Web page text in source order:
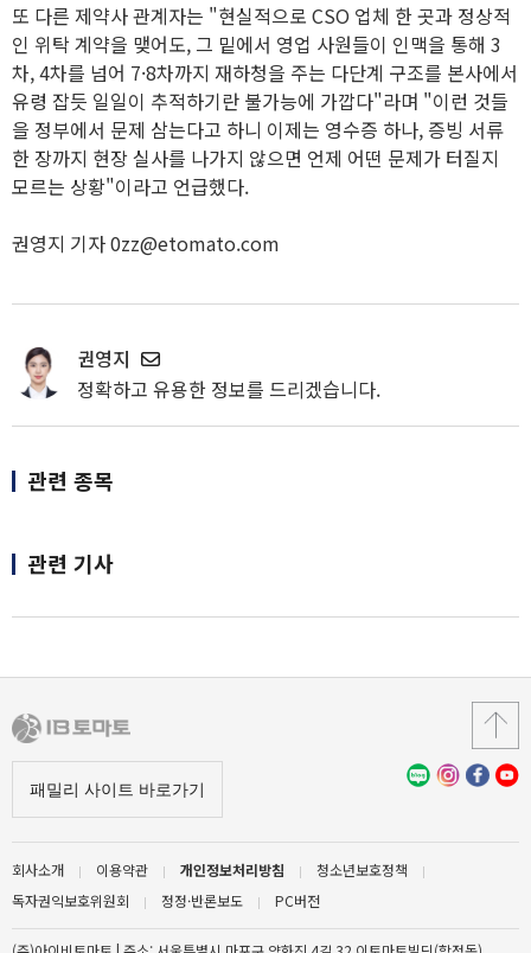
또 다른 제약사 관계자는 "현실적으로 CSO 업체 한 곳과 정상적
인 위탁 계약을 맺어도, 그 밑에서 영업 사원들이 인맥을 통해 3
차, 4차를 넘어 7·8차까지 재하청을 주는 다단계 구조를 본사에서
유령 잡듯 일일이 추적하기란 불가능에 가깝다"라며 "이런 것들
을 정부에서 문제 삼는다고 하니 이제는 영수증 하나, 증빙 서류
한 장까지 현장 실사를 나가지 않으면 언제 어떤 문제가 터질지
모르는 상황"이라고 언급했다.
권영지 기자 0zz@etomato.com
권영지
정확하고 유용한 정보를 드리겠습니다.
관련 종목
관련 기사
회사소개 이용약관 개인정보처리방침
청소년보호정책
독자권익보호위원회
정정·반론보도 PC버전